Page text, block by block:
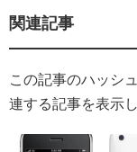
関連記事
この記事のハッシ
連する記事を表示